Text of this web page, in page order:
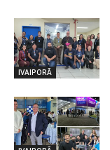
IVAIPORÃ